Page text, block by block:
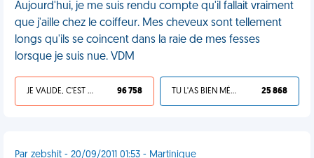
Aujourd'hui, je me suis rendu compte qu'il fallait vraiment
que j'aille chez le coiffeur. Mes cheveux sont tellement
longs qu'ils se coincent dans la raie de mes fesses
lorsque je suis nue. VDM
JE VALIDE, C'EST UNE VDM 96 758 TU L'AS BIEN MÉRITÉ 25 868
Par zebshit - 20/09/2011 01:53 - Martinique